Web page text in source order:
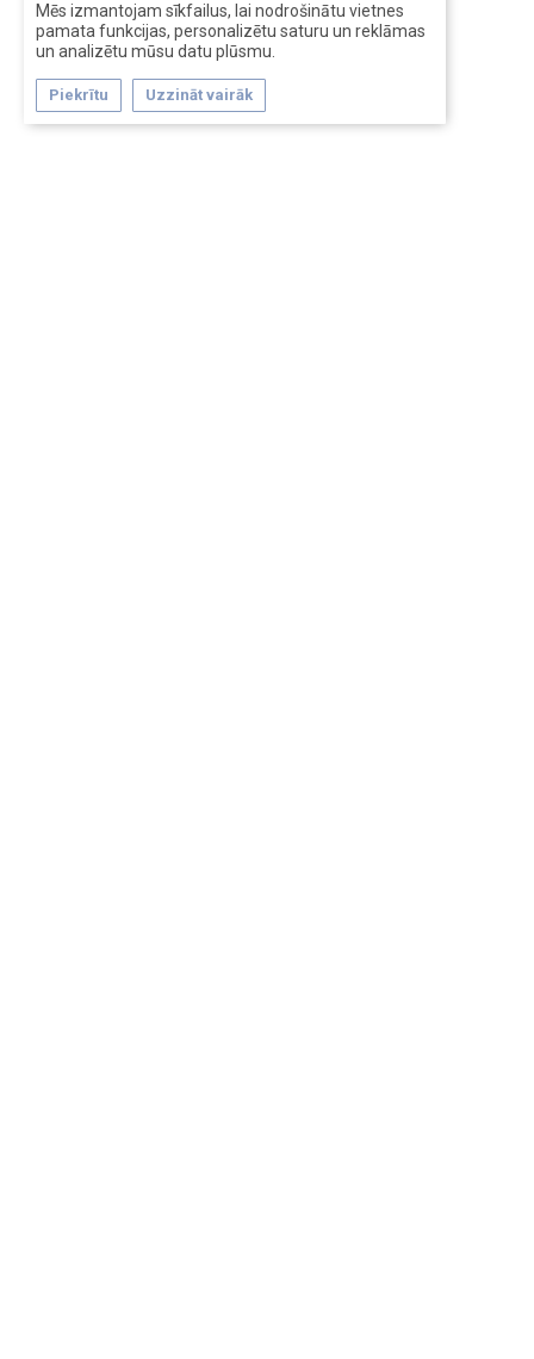
Mēs izmantojam sīkfailus, lai nodrošinātu vietnes
pamata funkcijas, personalizētu saturu un reklāmas
un analizētu mūsu datu plūsmu.
Piekrītu Uzzināt vairāk